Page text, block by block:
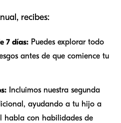
recibes:
7 días: Puedes explorar todo
antes de que comience tu
Incluimos nuestra segunda
ayudando a tu hijo a
habla con habilidades de